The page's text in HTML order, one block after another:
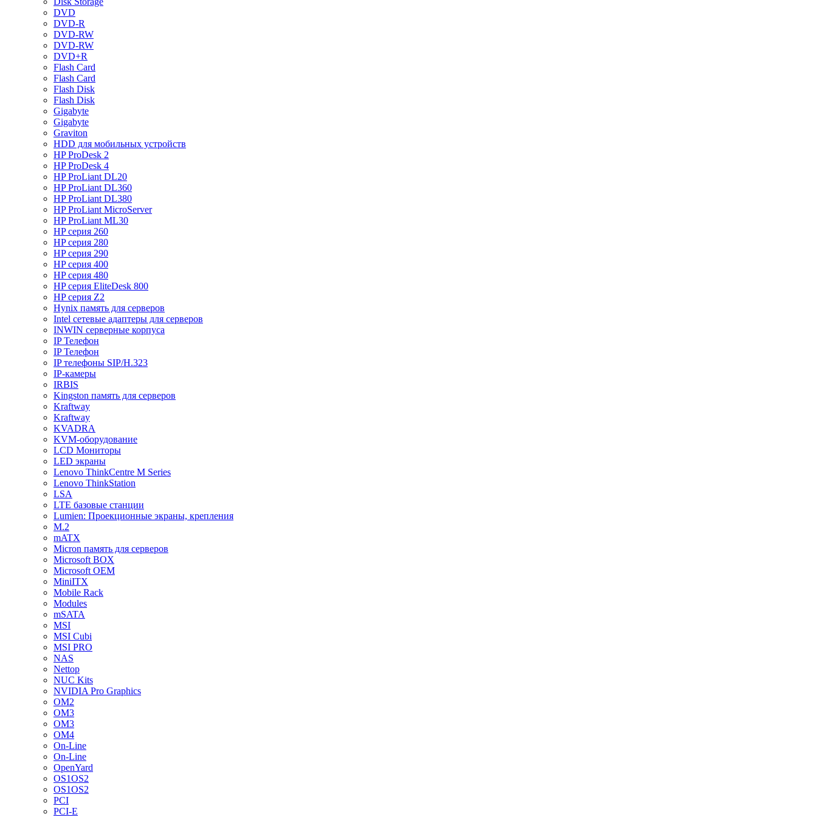
DVD
DVD-R
DVD-RW
DVD-RW
DVD+R
Flash Card
Flash Card
Flash Disk
Flash Disk
Gigabyte
Gigabyte
Graviton
HDD для мобильных устройств
HP ProDesk 2
HP ProDesk 4
HP ProLiant DL20
HP ProLiant DL360
HP ProLiant DL380
HP ProLiant MicroServer
HP ProLiant ML30
HP серия 260
HP серия 280
HP серия 290
HP серия 400
HP серия 480
HP серия EliteDesk 800
HP серия Z2
Hynix память для серверов
Intel сетевые адаптеры для серверов
INWIN серверные корпуса
IP Телефон
IP Телефон
IP телефоны SIP/H.323
IP-камеры
IRBIS
Kingston память для серверов
Kraftway
Kraftway
KVADRA
KVM-оборудование
LCD Мониторы
LED экраны
Lenovo ThinkCentre M Series
Lenovo ThinkStation
LSA
LTE базовые станции
Lumien: Проекционные экраны, крепления
M.2
mATX
Micron память для серверов
Microsoft BOX
Microsoft OEM
MiniITX
Mobile Rack
Modules
mSATA
MSI
MSI Cubi
MSI PRO
NAS
Nettop
NUC Kits
NVIDIA Pro Graphics
OM2
OM3
OM3
OM4
On-Line
On-Line
OpenYard
OS1OS2
OS1OS2
PCI
PCI-E